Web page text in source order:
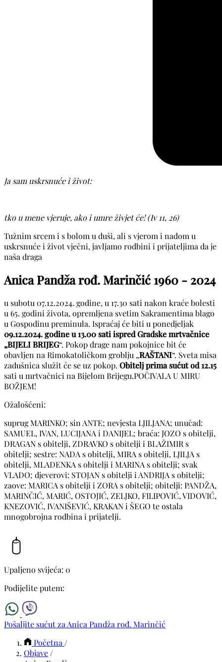
Ja sam uskrsnuće i život:
tko u mene vjeruje, ako i umre živjet će! (Iv 11, 26)
Tužnim srcem i s bolom u duši, ali s vjerom i nadom u
uskrsnuće i život vječni, javljamo rodbini i prijateljima da je
naša draga
Anica Pandža rođ. Marinčić 1960 - 2024
u subotu 07.12.2024. godine, u 17.30 sati nakon kraće bolesti
u 65. godini života, opremljena svetim Sakramentima blago
u Gospodinu preminula. Ispraćaj će biti u ponedjeljak
09.12.2024. godine u 13.00 sati ispred Gradske mrtvačnice
„BIJELI BRIJEG“. Pokop drage nam pokojnice bit će
obavljen na Rimokatoličkom groblju „RAŠTANI“. Sveta misa
zadušnica služit će se uz pokop. Obitelj prima sućut od12.15
sati u mrtvačnici na Bijelom Brijegu.POČIVALA U MIRU
BOŽJEM!
Ožalošćeni:
suprug MARINKO; sin ANTE; nevjesta LJILJANA; unučad:
SAMUEL, IVAN, LUCIJANA i DANIJEL; braća: JOZO s obitelji,
DRAGAN s obitelji, ZDRAVKO s obitelji i BLAŽIMIR s
obitelji; sestre: NADA s obitelji, MIRA s obitelji, LJILJA s
obitelji, MLADENKA s obitelji i MARINA s obitelji; svak
VLADO; djeverovi: STOJAN s obitelji i ANDRIJA s obitelji;
zaove: MARICA s obitelji i ZORA s obitelji; obitelji: PANDŽA,
MARINČIĆ, MARIĆ, OSTOJIĆ, ZELJKO, FILIPOVIĆ, VIDOVIĆ,
KNEZOVIĆ, IVANIŠEVIĆ, KRAKAN i ŠEGO te ostala
mnogobrojna rodbina i prijatelji.
Upaljeno svijeća: 0
Podijelite putem:
Pošaljite sućut za Anica Pandža rođ. Marinčić
Početna /
Objave /